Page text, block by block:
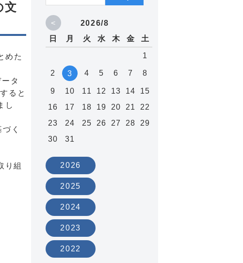
文
めた
タ
ると
し
く
り組
<
2026/8
日
月 火 水 木 金 土
1
2 3 4 5 6 7 8
9 10 11 12 13 14
15
16
17 18 19 20 21
22
23
24 25 26 27 28
29
30
31
2026
2025
2024
2023
2022